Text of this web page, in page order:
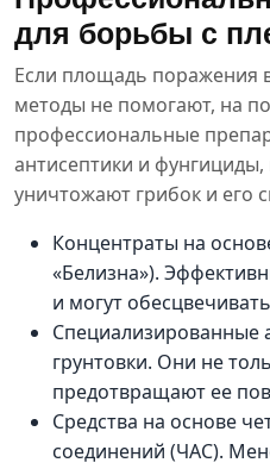
для борьбы с
Если площадь поражения
методы не помогают, на
профессиональные
антисептики и
уничтожают грибок и его
Концентраты на
«Белизна»).
и могут
Специализированные
грунтовки. Они не
предотвращают ее
Средства на основе
соединений (ЧАС).